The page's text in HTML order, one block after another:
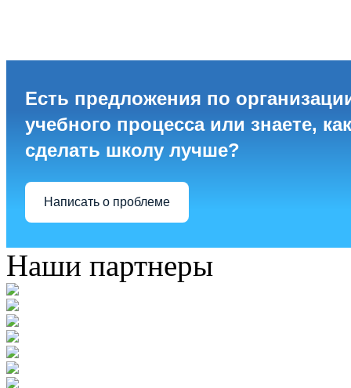
Есть предложения по
учебного процесса или знаете, как
сделать школу лучше?
Написать о проблеме
Наши партнеры